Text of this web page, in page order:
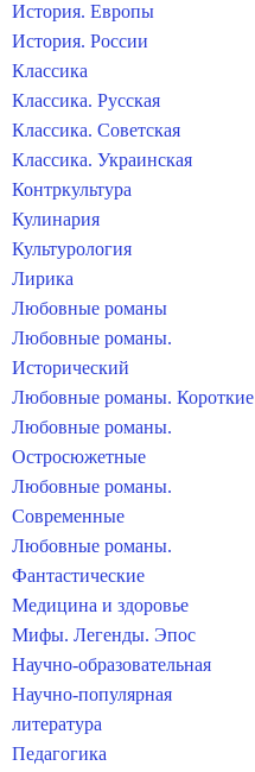
История. Европы
История. России
Классика
Классика. Русская
Классика. Советская
Классика. Украинская
Контркультура
Кулинария
Культурология
Лирика
Любовные романы
Любовные романы.
Исторический
Любовные романы. Короткие
Любовные романы.
Остросюжетные
Любовные романы.
Современные
Любовные романы.
Фантастические
Медицина и здоровье
Мифы. Легенды. Эпос
Научно-образовательная
Научно-популярная
литература
Педагогика